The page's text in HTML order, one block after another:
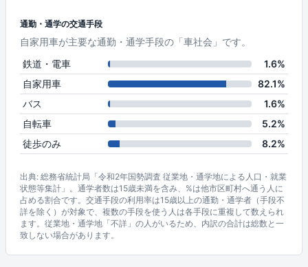
通勤・通学の交通手段
自家用車が主要な通勤・通学手段の「車社会」です。
鉄道・電車
1.6%
自家用車
82.1%
バス
1.6%
自転車
5.2%
徒歩のみ
8.2%
出典: 総務省統計局「令和2年国勢調査 従業地・通学地による人口・就業
状態等集計」。通学者数は15歳未満を含み、%は他市区町村へ通う人に
占める割合です。交通手段の利用率は15歳以上の通勤・通学者（手段不
詳を除く）が対象で、複数の手段を使う人は各手段に重複して数えられ
ます。従業地・通学地「不詳」の人がいるため、内訳の合計は総数と一
致しない場合があります。